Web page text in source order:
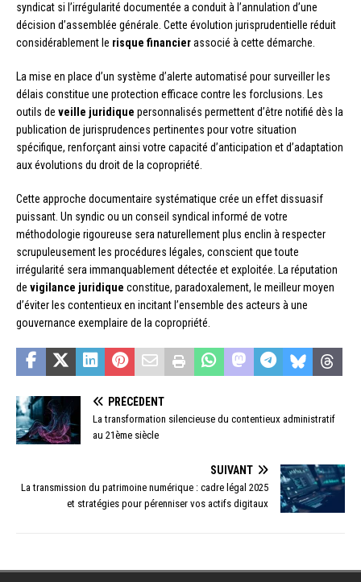
syndicat si l’irrégularité documentée a conduit à l’annulation d’une
décision d’assemblée générale. Cette évolution jurisprudentielle réduit
considérablement le risque financierassocié à cette démarche.
La mise en place d’un système d’alerte automatisé pour surveiller les
délais constitue une protection efficace contre les forclusions. Les
outils de veille juridique personnalisés permettent d’être notifié dès la
publication de jurisprudences pertinentes pour votre situation
spécifique, renforçant ainsi votre capacité d’anticipation et d’adaptation
aux évolutions du droit de la copropriété.
Cette approche documentaire systématique crée un effet dissuasif
puissant. Un syndic ou un conseil syndical informé de votre
méthodologie rigoureuse sera naturellement plus enclin à respecter
scrupuleusement les procédures légales, conscient que toute
irrégularité sera immanquablement détectée et exploitée. La réputation
de vigilance juridique constitue, paradoxalement, le meilleur moyen
d’éviter les contentieux en incitant l’ensemble des acteurs à une
gouvernance exemplaire de la copropriété.
PRÉCÉDENT
La transformation silencieuse du contentieux administratif
au 21ème siècle
SUIVANT
La transmission du patrimoine numérique : cadre légal 2025
et stratégies pour pérenniser vos actifs digitaux